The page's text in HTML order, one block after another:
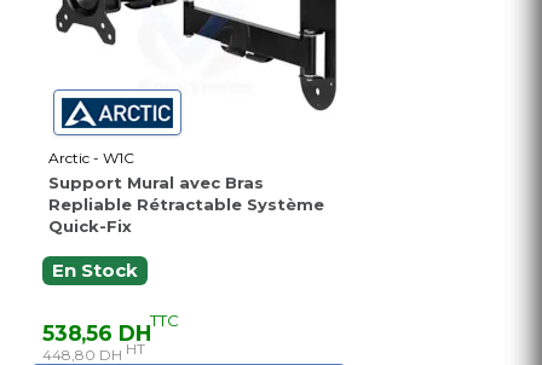
Arctic - W1C
Support Mural avec Bras
Repliable Rétractable Système
Quick-Fix
En Stock
538,56 DHTTC
448,80 DH HT